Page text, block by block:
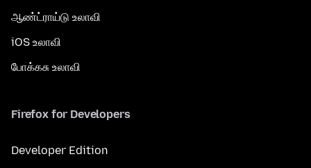
ஆண்ட்ராய்டு உலாவி
iOS உலாவி
போக்கசு உலாவி
Firefox for Developers
Developer Edition